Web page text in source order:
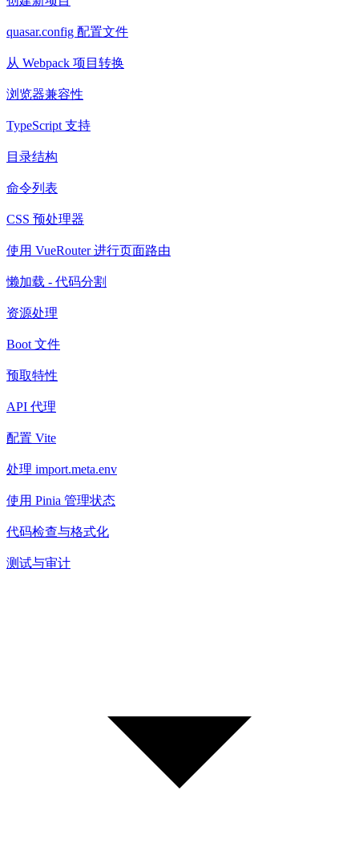
quasar.config 配置文件
从 Webpack 项目转换
浏览器兼容性
TypeScript 支持
目录结构
命令列表
CSS 预处理器
使用 VueRouter 进行页面路由
懒加载 - 代码分割
资源处理
Boot 文件
预取特性
API 代理
配置 Vite
处理 import.meta.env
使用 Pinia 管理状态
代码检查与格式化
测试与审计